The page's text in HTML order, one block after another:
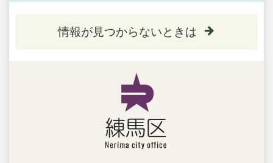
情報が見つからないときは